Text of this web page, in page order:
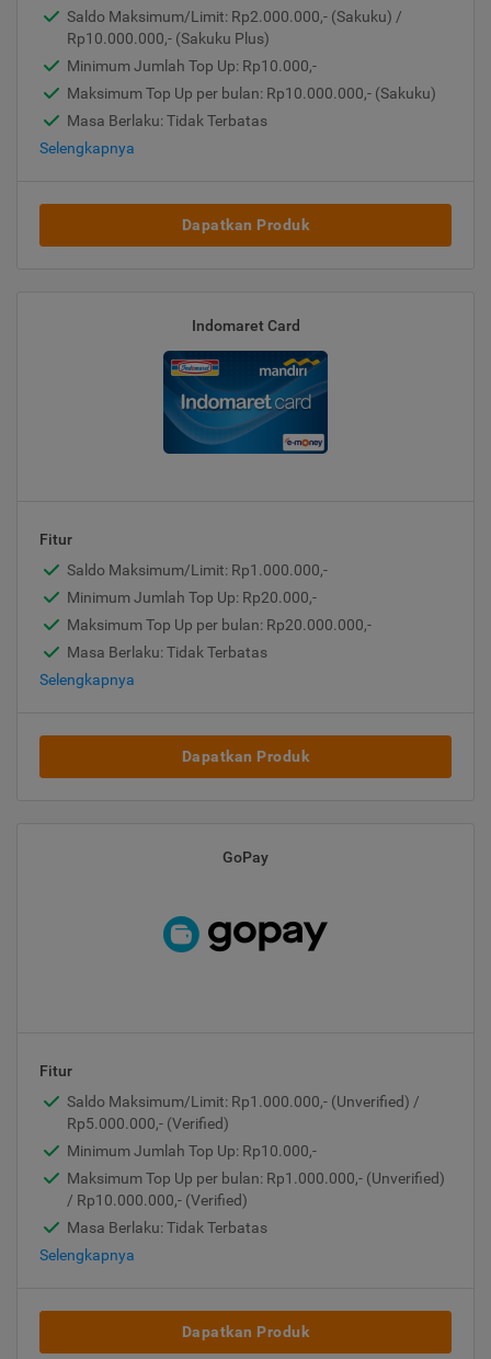
Saldo Maksimum/Limit: Rp2.000.000,- (Sakuku) /
Rp10.000.000,- (Sakuku Plus)
Minimum Jumlah Top Up: Rp10.000,-
Maksimum Top Up per bulan: Rp10.000.000,- (Sakuku)
Masa Berlaku: Tidak Terbatas
Selengkapnya
Dapatkan Produk
Indomaret Card
Fitur
Saldo Maksimum/Limit: Rp1.000.000,-
Minimum Jumlah Top Up: Rp20.000,-
Maksimum Top Up per bulan: Rp20.000.000,-
Masa Berlaku: Tidak Terbatas
Selengkapnya
Dapatkan Produk
GoPay
Fitur
Saldo Maksimum/Limit: Rp1.000.000,- (Unverified) /
Rp5.000.000,- (Verified)
Minimum Jumlah Top Up: Rp10.000,-
Maksimum Top Up per bulan: Rp1.000.000,- (Unverified)
/ Rp10.000.000,- (Verified)
Masa Berlaku: Tidak Terbatas
Selengkapnya
Dapatkan Produk